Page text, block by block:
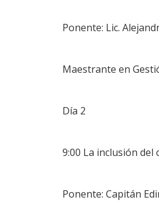
Ponente: Lic.
Maestrante en
Día 2
9:00 La inclusión
Ponente: Capitán